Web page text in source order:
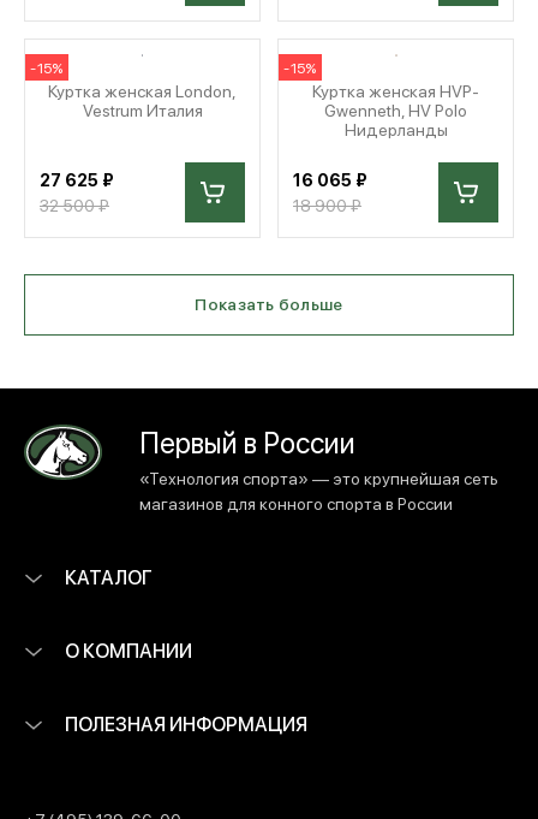
-15%
Куртка женская London,
Vestrum Италия
27 625 ₽
32 500 ₽
-15%
Куртка женская HVP-
Gwenneth, HV Polo
Нидерланды
16 065 ₽
18 900 ₽
Показать больше
Первый в России
«Технология спорта» — это крупнейшая сеть
магазинов для конного спорта в России
КАТАЛОГ
О КОМПАНИИ
ПОЛЕЗНАЯ ИНФОРМАЦИЯ